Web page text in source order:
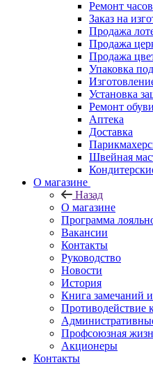
Ремонт часов
Заказ на
Продажа
Продажа
Продажа
Упаковка
Установка
Ремонт обуви
Аптека
Доставка
Швейная
О магазине
Назад
О магазине
Программа
Вакансии
Контакты
Руководство
Новости
История
Книга замечаний
Противодействие
Профсоюзная
Акционеры
Контакты